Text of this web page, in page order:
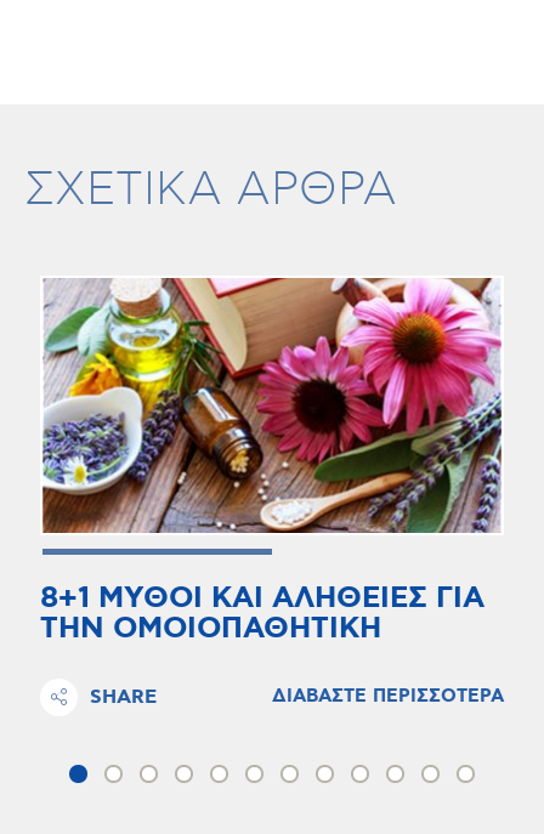
ΣΧΕΤΙΚΑ ΑΡΘΡΑ
8+1 ΜΥΘΟΙ ΚΑΙ ΑΛΗΘΕΙΕΣ ΓΙΑ
ΤΗΝ ΟΜΟΙΟΠΑΘΗΤΙΚΗ
SHARE ΔΙΑΒΑΣΤΕ ΠΕΡΙΣΣΟΤΕΡΑ